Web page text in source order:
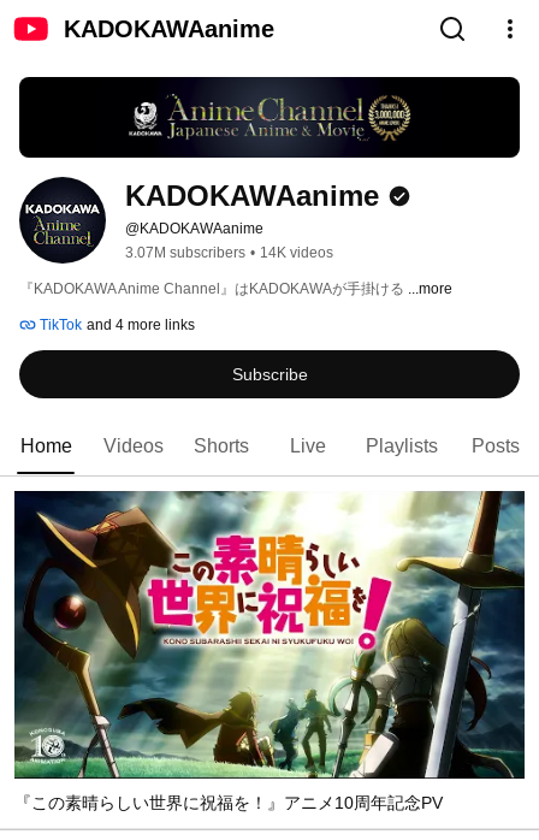
KADOKAWAanime
KADOKAWAanime
@KADOKAWAanime
3.07M subscribers • 14K videos
『KADOKAWA Anime Channel』はKADOKAWAが手掛ける ...more
TikTok and 4 more links
Subscribe
Home Videos Shorts Live Playlists Posts
『この素晴らしい世界に祝福を！』アニメ10周年記念PV